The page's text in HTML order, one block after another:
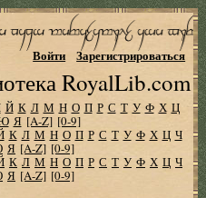
RoyalLib.com
Войти Зарегистрироваться
Й К Л М Н О П Р С Т У Ф Х Ц
Я [A-Z] [0-9]
К Л М Н О П Р С Т У Ф Х Ц Ч
Я [A-Z] [0-9]
К Л М Н О П Р С Т У Ф Х Ц Ч
Я [A-Z] [0-9]